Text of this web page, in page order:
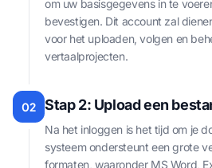
om uw basisgegevens in te
bevestigen. Dit account zal
voor het uploaden, volgen en
vertaalprojecten.
02 Stap 2: Upload een
Na het inloggen is het tijd om je
systeem ondersteunt een grote
formaten, waaronder MS Word,